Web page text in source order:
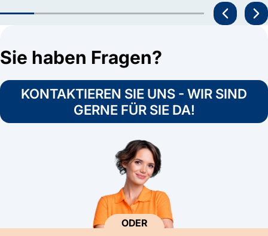
Sie haben Fragen?
KONTAKTIEREN SIE UNS - WIR SIND
GERNE FÜR SIE DA!
ODER